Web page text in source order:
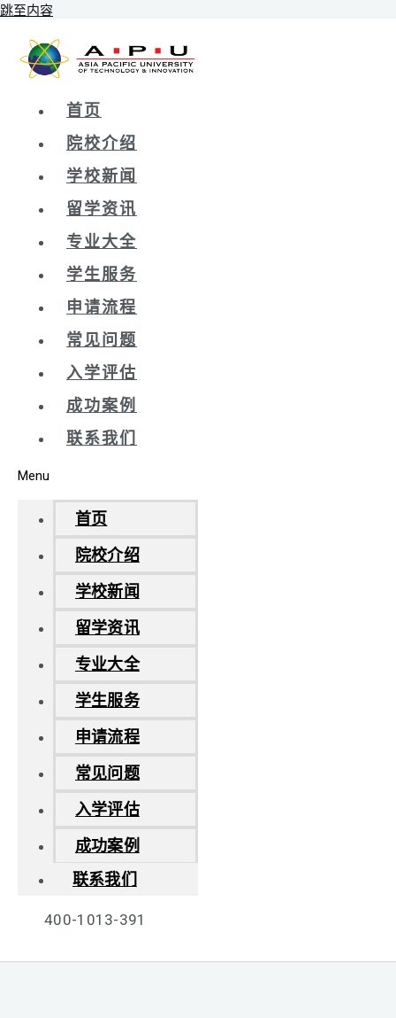
跳至内容
首页
院校介绍
学校新闻
留学资讯
专业大全
学生服务
申请流程
常见问题
入学评估
成功案例
联系我们
Menu
首页
院校介绍
学校新闻
留学资讯
专业大全
学生服务
申请流程
常见问题
入学评估
成功案例
联系我们
400-1013-391